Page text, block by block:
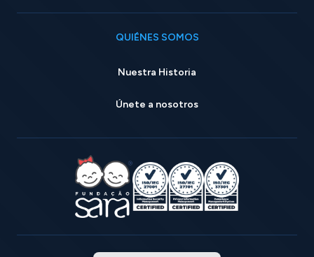
QUIÉNES SOMOS
Nuestra Historia
Únete a nosotros